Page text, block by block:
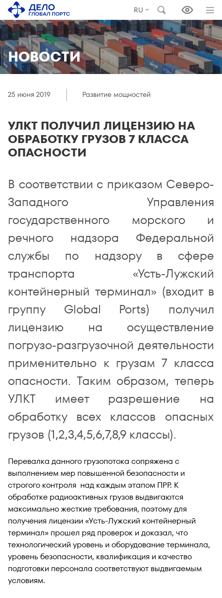
RU
НОВОСТИ
25 июня 2019 Развитие мощностей
УЛКТ ПОЛУЧИЛ ЛИЦЕНЗИЮ НА
ОБРАБОТКУ ГРУЗОВ 7 КЛАССА
ОПАСНОСТИ
В соответствии с приказом Северо-
Западного Управления
государственного морского и
речного надзора Федеральной
службы по надзору в сфере
транспорта «Усть-Лужский
контейнерный терминал» (входит в
группу Global Ports) получил
лицензию на осуществление
погрузо-разгрузочной деятельности
применительно к грузам 7 класса
опасности. Таким образом, теперь
УЛКТ имеет разрешение на
обработку всех классов опасных
грузов (1,2,3,4,5,6,7,8,9 классы).
Перевалка данного грузопотока сопряжена с
выполнением мер повышенной безопасности и
строгого контроля над каждым этапом ПРР. К
обработке радиоактивных грузов выдвигаются
максимально жесткие требования, поэтому для
получения лицензии «Усть-Лужский контейнерный
терминал» прошел ряд проверок и доказал, что
технологический уровень и оборудование терминала,
уровень безопасности, квалификация и качество
подготовки персонала соответствуют выдвигаемым
условиям.